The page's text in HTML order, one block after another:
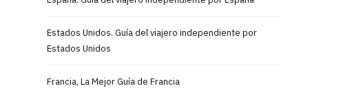
Estados Unidos. Guía del viajero independiente por
Estados Unidos
Francia, La Mejor Guía de Francia